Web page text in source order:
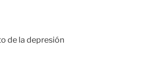
de la depresión